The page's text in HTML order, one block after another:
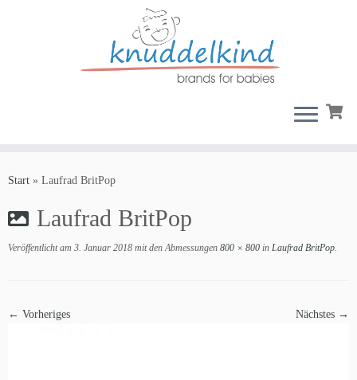
Inhalt
Start » Laufrad BritPop
Laufrad BritPop
Veröffentlicht am 3. Januar 2018 mit den Abmessungen 800 × 800 in Laufrad BritPop.
← Vorheriges Nächstes →